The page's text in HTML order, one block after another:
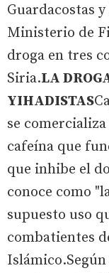
Guardacostas
Ministerio de
droga en tres
Siria.LA
YIHADISTAS
se
cafeína que
que inhibe el
conoce como
supuesto uso
combatientes